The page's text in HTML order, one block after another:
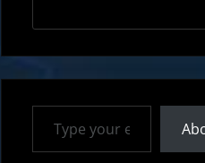
Type your email…